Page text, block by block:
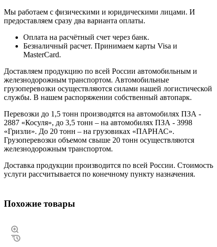
Мы работаем с физическими и юридическими лицами. И
предоставляем сразу два варианта оплаты.
Оплата на расчётный счет через банк.
Безналичный расчет. Принимаем карты Visa и
MasterCard.
Доставляем продукцию по всей России автомобильным и
железнодорожным транспортом. Автомобильные
грузоперевозки осуществляются силами нашей логистической
службы. В нашем распоряжении собственный автопарк.
Перевозки до 1,5 тонн производятся на автомобилях ПЗА -
2887 «Косуля», до 3,5 тонн – на автомобилях ПЗА - 3998
«Гризли». До 20 тонн – на грузовиках «ПАРНАС».
Грузоперевозки объемом свыше 20 тонн осуществляются
железнодорожным транспортом.
Доставка продукции производится по всей России. Стоимость
услуги рассчитывается по конечному пункту назначения.
Похожие товары